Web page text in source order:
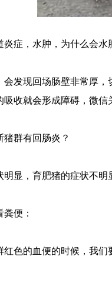
，水肿，为什么会水
现回场肠壁非常厚，
收就会形成障碍，微信
群有回肠炎？
，育肥猪的症状不明
便：
的血便的时候，我们